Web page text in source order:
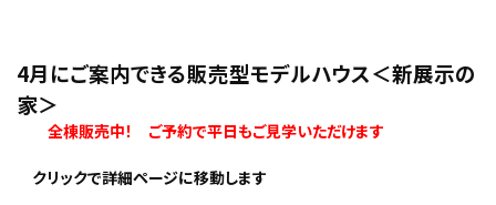
4月にご案内できる販売型モデルハウス＜新展示の
家＞
全棟販売中！ ご予約で平日もご見学いただけます
クリックで詳細ページに移動します